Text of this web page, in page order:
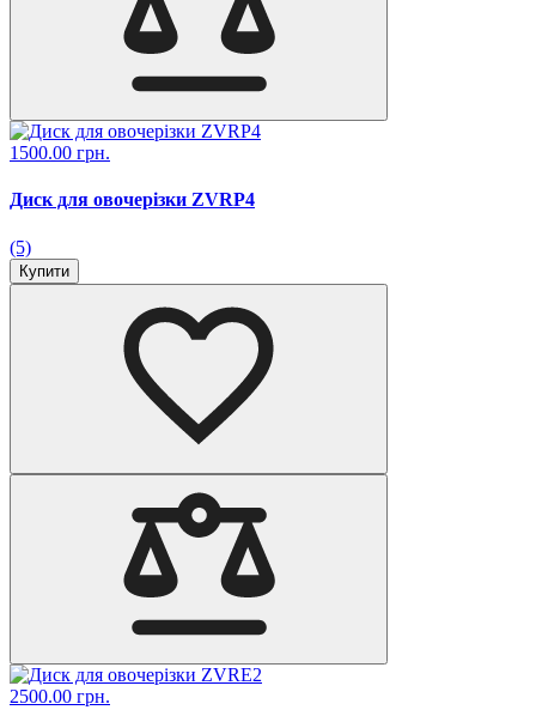
1500.00 грн.
Диск для овочерізки ZVRP4
(5)
Купити
2500.00 грн.